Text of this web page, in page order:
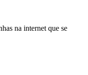
na internet que se